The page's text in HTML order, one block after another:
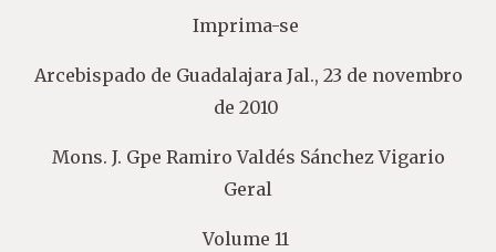
Imprima-se
Arcebispado de Guadalajara Jal., 23 de novembro
de 2010
Mons. J. Gpe Ramiro Valdés Sánchez Vigario
Geral
Volume 11